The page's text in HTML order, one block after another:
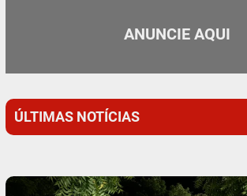
ANUNCIE AQUI
ÚLTIMAS NOTÍCIAS